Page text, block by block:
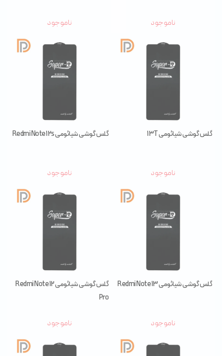
ناموجود ناموجود
گلس گوشی شیائومی 13T
ناموجود
گلس گوشی شیائومی Redmi Note 12s
ناموجود
گلس گوشی شیائومی Redmi Note 13
ناموجود
گلس گوشی شیائومی Redmi Note 12
Pro
ناموجود